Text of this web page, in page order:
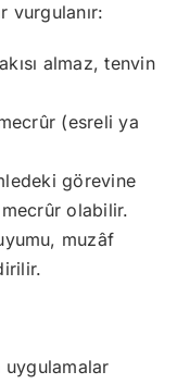
vurgulanır:
almaz, tenvin
(esreli ya
görevine
olabilir.
muzâf